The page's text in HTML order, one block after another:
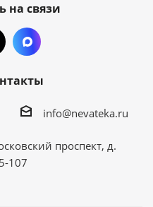
на связи
info@nevateka.ru
проспект, д.
107